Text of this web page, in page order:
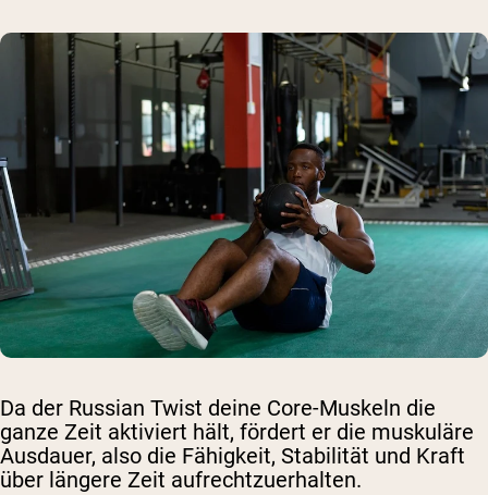
Da der Russian Twist deine Core-Muskeln die
ganze Zeit aktiviert hält, fördert er die muskuläre
Ausdauer, also die Fähigkeit, Stabilität und Kraft
über längere Zeit aufrechtzuerhalten.